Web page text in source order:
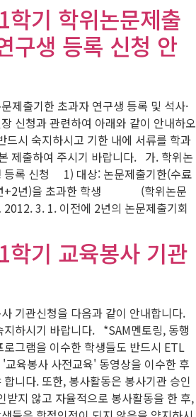
기 학위논문제출
구생 등록 신청 안
제출기한 초과자 연구생 등록 및 석사·
신청과 관련하여 아래와 같이 안내하오
드시 숙지하시고 기한 내에 서류를 학과
제출하여 주시기 바랍니다. 가. 학위논
등록 신청 1) 대상: 논문제출기한(수료
년+2년)을 초과한 학생 (학위논문
3. 1. 이전에 2년의 논문제출기회
기 교육봉사 기관
기관신청을 다음과 같이 안내합니다.
지하시기 바랍니다. *SAM멘토링, 동행
그램을 이수한 학생들도 반드시 ETL
육봉사 사전교육' 동영상을 이수한 후
니다. 또한, 봉사활동은 봉사기관 승인
받지 않고 자율적으로 봉사활동을 한 후,